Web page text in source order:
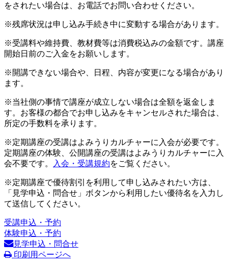
をされたい場合は、お電話でお問い合わせください。
※残席状況は申し込み手続き中に変動する場合があります。
※受講料や維持費、教材費等は消費税込みの金額です。講座
開始日前のご入金をお願いします。
※開講できない場合や、日程、内容が変更になる場合があり
ます。
※当社側の事情で講座が成立しない場合は全額を返金しま
す。お客様の都合でお申し込みをキャンセルされた場合は、
所定の手数料を承ります。
※定期講座の受講はよみうりカルチャーに入会が必要です。
定期講座の体験、公開講座の受講はよみうりカルチャーに入
会不要です。
入会・受講規約をご覧ください。
※定期講座で優待割引を利用して申し込みされたい方は、
「見学申込・問合せ」ボタンから利用したい優待名を入力し
て送信してください。
受講申込・予約
体験申込・予約
見学申込・問合せ
印刷用ページへ